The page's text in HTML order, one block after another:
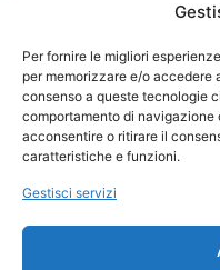
Per fornire le migliori
per memorizzare e/o accedere
consenso a queste tecnologie
comportamento di navigazione
acconsentire o ritirare il
caratteristiche e funzioni.
Gestisci servizi
Sponsor
Accrediti